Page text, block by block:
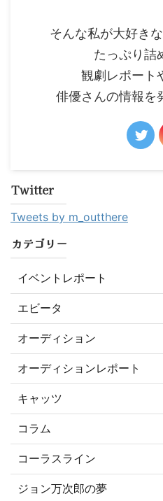
そんな私が大好き
たっぷり詰
観劇レポート
俳優さんの情報を
Twitter
Tweets by m_outthere
カテゴリー
イベントレポート
エビータ
オーディション
オーディションレポート
キャッツ
コラム
コーラスライン
ジョン万次郎の夢